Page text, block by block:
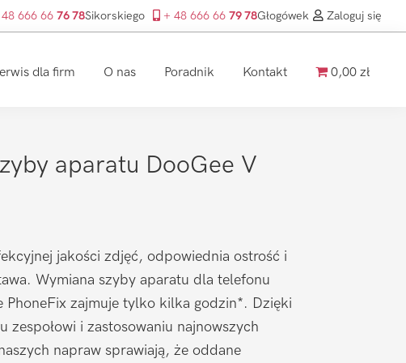
666 66 76 78Sikorskiego + 48 666 66 79 78Głogówek Zaloguj się
dla firm O nas Poradnik Kontakt 0,00 zł
aparatu DooGee V
jakości zdjęć, odpowiednia ostrość i
Wymiana szyby aparatu dla telefonu
PhoneFix zajmuje tylko kilka godzin*. Dzięki
zespołowi i zastosowaniu najnowszych
napraw sprawiają, że oddane